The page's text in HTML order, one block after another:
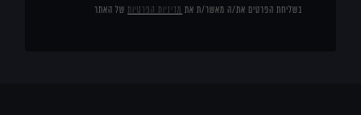
בשליחת הפרטים את/ה מאשר/ת את מדיניות הפרטיותשל האתר